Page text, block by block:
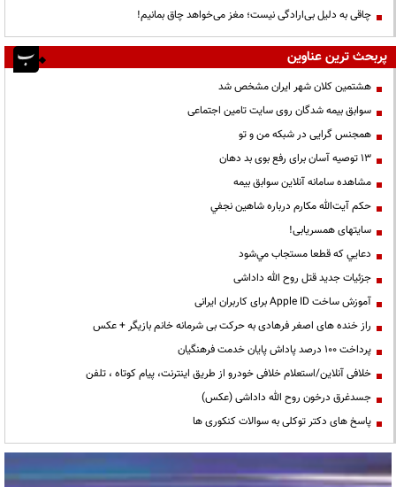
چاقی به دلیل بی‌ارادگی نیست؛ مغز می‌خواهد چاق بمانیم!
پربحث ترین عناوین
هشتمین کلان شهر ایران مشخص شد
سوابق بیمه شدگان روی سایت تامین اجتماعی
همجنس گرایی در شبکه من و تو
13 توصیه آسان برای رفع بوی بد دهان
مشاهده سامانه آنلاين سوابق بیمه
حكم آيت‌الله مكارم درباره شاهين نجفي
سایتهای همسریابی!
دعايي كه قطعا مستجاب مي‌شود
جزئیات جدید قتل روح الله داداشی
آموزش ساخت Apple ID برای کاربران ایرانی
راز خنده های اصغر فرهادی به حرکت بی شرمانه خانم بازیگر + عکس
پرداخت ۱۰۰ درصد پاداش پایان خدمت فرهنگیان
خلافی آنلاین/استعلام خلافی خودرو از طریق اینترنت، پیام کوتاه ، تلفن
جسدغرق درخون روح الله داداشی (عکس)
پاسخ های دکتر توکلی به سوالات کنکوری ها